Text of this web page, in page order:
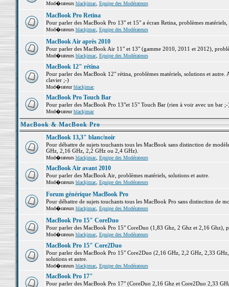
Mod�rateurs blackjmac, Equipe des Modérateurs
MacBook Pro Retina
Pour parler des MacBook Pro 13" et 15" a écran Retina, problèmes matériels,
Mod�rateurs blackjmac, Equipe des Modérateurs
MacBook Air après 2010
Pour parler des MacBook Air 11" et 13" (gamme 2010, 2011 et 2012),
Mod�rateurs blackjmac, Equipe des Modérateurs
MacBook 12" rétina
Pour parler des MacBook 12" rétina, problèmes matériels, solutions et
clavier ;-)
Mod�rateurblackjmac
MacBook Pro Touch Bar
Pour parler des MacBook Pro 13"et 15" Touch Bar (rien à voir avec un bar
Mod�rateurblackjmac
MacBook & MacBook Pro
MacBook 13,3" blanc/noir
Pour débattre de sujets touchants tous les MacBook sans distinction de
GHz, 2,16 GHz, 2,2 GHz ou 2,4 GHz).
Mod�rateurs blackjmac, Equipe des Modérateurs
MacBook Air avant 2010
Pour parler des MacBook Air, problèmes matériels, solutions et autre.
Mod�rateurs blackjmac, Equipe des Modérateurs
Forum générique MacBook Pro
Pour débattre de sujets touchants tous les MacBook Pro sans distinction de
Mod�rateurs blackjmac, Equipe des Modérateurs
MacBook Pro 15" CoreDuo
Pour parler des MacBook Pro 15" CoreDuo (1,83 Ghz, 2 Ghz et 2,16 Ghz),
Mod�rateurs blackjmac, Equipe des Modérateurs
MacBook Pro 15" Core2Duo
Pour parler des MacBook Pro 15" Core2Duo (2,16 GHz, 2,2 GHz, 2,33
solutions et autre.
Mod�rateurs blackjmac, Equipe des Modérateurs
MacBook Pro 17"
Pour parler des MacBook Pro 17" (CoreDuo 2,16 Ghz et Core2Duo 2,33